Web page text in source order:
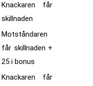
Knackaren får
skillnaden
Motståndaren
får skillnaden +
25 i bonus
Knackaren får